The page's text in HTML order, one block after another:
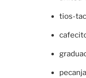
tios-